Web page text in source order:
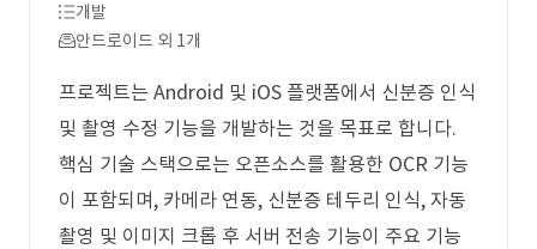
개발
안드로이드 외 1개
프로젝트는 Android 및 iOS 플랫폼에서 신분증 인식
및 촬영 수정 기능을 개발하는 것을 목표로 합니다.
핵심 기술 스택으로는 오픈소스를 활용한 OCR 기능
이 포함되며, 카메라 연동, 신분증 테두리 인식, 자동
촬영 및 이미지 크롭 후 서버 전송 기능이 주요 기능